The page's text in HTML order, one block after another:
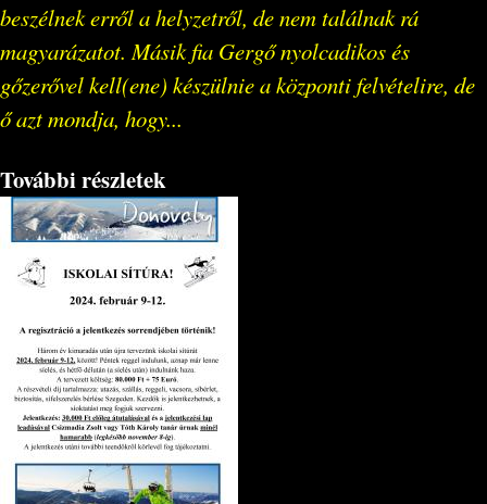
beszélnek erről a helyzetről, de nem találnak rá
magyarázatot. Másik fia Gergő nyolcadikos és
gőzerővel kell(ene) készülnie a központi felvételire, de
ő azt mondja, hogy...
További részletek